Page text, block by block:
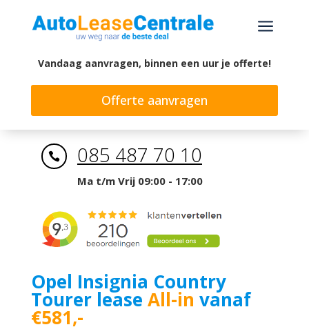
a
Vandaag aanvragen, binnen een uur je offerte!
Offerte aanvragen
 085 487 70 10
Ma t/m Vrij 09:00 - 17:00
Opel Insignia Country
Tourer lease All-in vanaf
€581,-